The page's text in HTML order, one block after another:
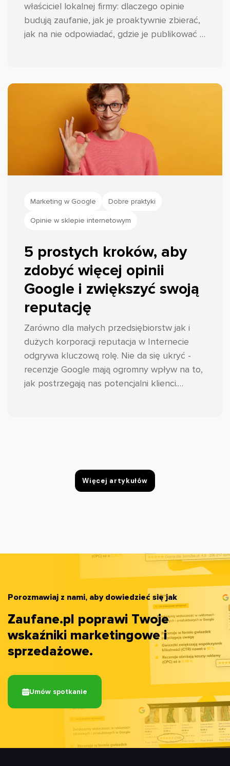
właściciel lokalnej firmy: dlaczego opinie
budują zaufanie, jak je proaktywnie zbierać,
jak na nie odpowiadać, gdzie je publikować i
fryzjerskiego Piotra Sierpińskiego, a dane
liczbowe na badaniu BrightLocal Local
Consumer Review Survey 2025.
Marketing w Google Dobre praktyki
Opinie w sklepie internetowym
5 prostych kroków, aby
zdobyć więcej opinii
Google i zwiększyć swoją
reputację
Zarówno dla małych przedsiębiorstw jak i
dużych korporacji reputacja w Internecie
odgrywa kluczową rolę. Nie da się ukryć -
recenzje Google mają ogromny wpływ na to,
jak postrzegają nas potencjalni klienci.
Więcej artykułów
Porozmawiaj z nami, aby dowiedzieć się jak
Zaufane.pl poprawi Twoje
wskaźniki marketingowe i
sprzedażowe.
Umów spotkanie